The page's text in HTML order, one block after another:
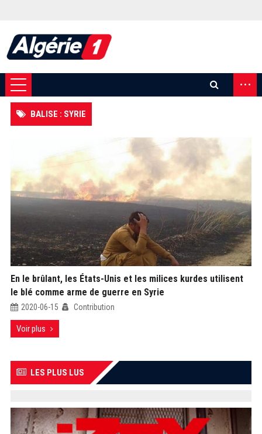
...
BALISE : SYRIE
En le brûlant, les États-Unis et les milices kurdes utilisent
le blé comme arme de guerre en Syrie
2020-06-15 Contribution
Voir plus
LES PLUS LUS